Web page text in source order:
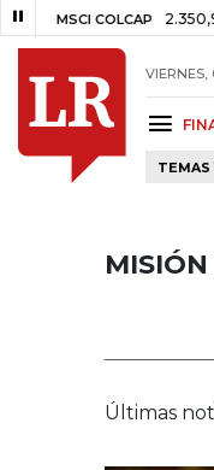
MSCI COLCAP 2.350,94
VIERNES,
TEMAS
Últimas